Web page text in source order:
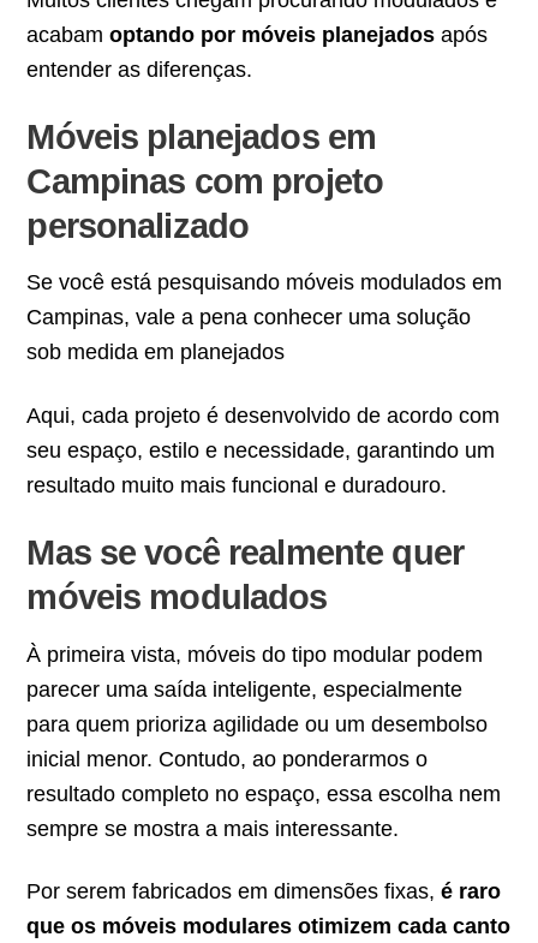
acabamoptando por móveis planejados após
entender as diferenças.
Móveis planejados em
Campinas com projeto
personalizado
Se você está pesquisando móveis modulados em
Campinas, vale a pena conhecer uma solução
sob medida em planejados
Aqui, cada projeto é desenvolvido de acordo com
seu espaço, estilo e necessidade, garantindo um
resultado muito mais funcional e duradouro.
Mas se você realmente quer
móveis modulados
À primeira vista, móveis do tipo modular podem
parecer uma saída inteligente, especialmente
para quem prioriza agilidade ou um desembolso
inicial menor. Contudo, ao ponderarmos o
resultado completo no espaço, essa escolha nem
sempre se mostra a mais interessante.
Por serem fabricados em dimensões fixas,é raro
que os móveis modulares otimizem cada canto